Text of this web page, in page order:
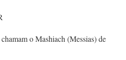
o Mashiach (Messias) de